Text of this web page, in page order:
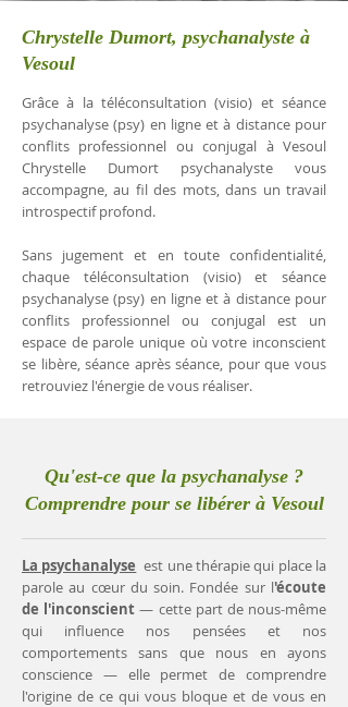
Chrystelle Dumort, psychanalyste à
Vesoul
Grâce à la téléconsultation (visio) et séance
psychanalyse (psy) en ligne et à distance pour
conflits professionnel ou conjugal à Vesoul
Chrystelle Dumort psychanalyste vous
accompagne, au fil des mots, dans un travail
introspectif profond.
Sans jugement et en toute confidentialité,
chaque téléconsultation (visio) et séance
psychanalyse (psy) en ligne et à distance pour
conflits professionnel ou conjugal est un
espace de parole unique où votre inconscient
se libère, séance après séance, pour que vous
retrouviez l'énergie de vous réaliser.
Qu'est-ce que la psychanalyse ?
Comprendre pour se libérer à Vesoul
La psychanalyse est une thérapie qui place la
parole au cœur du soin. Fondée sur l'écoute
de l'inconscient— cette part de nous-même
qui influence nos pensées et nos
comportements sans que nous en ayons
conscience — elle permet de comprendre
l'origine de ce qui vous bloque et de vous en